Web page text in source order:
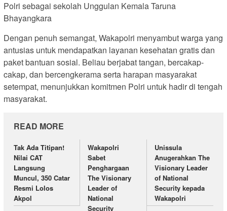
Polri sebagai sekolah Unggulan Kemala Taruna
Bhayangkara
Dengan penuh semangat, Wakapolri menyambut warga yang
antusias untuk mendapatkan layanan kesehatan gratis dan
paket bantuan sosial. Beliau berjabat tangan, bercakap-
cakap, dan bercengkerama serta harapan masyarakat
setempat, menunjukkan komitmen Polri untuk hadir di tengah
masyarakat.
READ MORE
Tak Ada Titipan!
Nilai CAT
Langsung
Muncul, 350 Catar
Resmi Lolos
Akpol
Wakapolri
Sabet
Penghargaan
The Visionary
Leader of
National
Security
Unissula
Anugerahkan The
Visionary Leader
of National
Security kepada
Wakapolri